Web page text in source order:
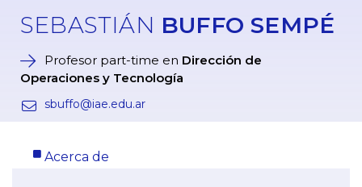
SEBASTIÁN BUFFO SEMPÉ
Profesor part-time en Dirección de
Operaciones y Tecnología
sbuffo@iae.edu.ar
Acerca de